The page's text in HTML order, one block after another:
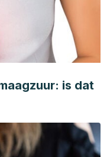
is dat